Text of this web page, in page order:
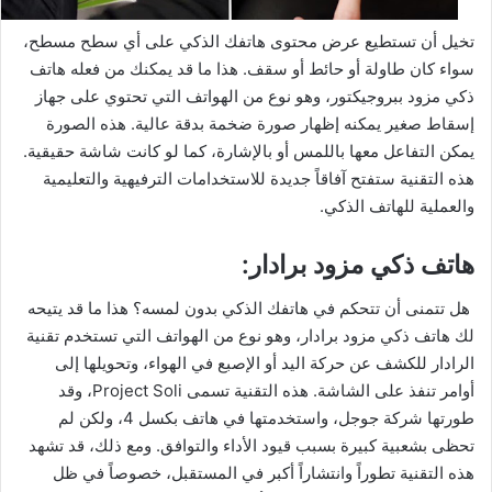
تخيل أن تستطيع عرض محتوى هاتفك الذكي على أي سطح مسطح،
سواء كان طاولة أو حائط أو سقف. هذا ما قد يمكنك من فعله هاتف
ذكي مزود ببروجيكتور، وهو نوع من الهواتف التي تحتوي على جهاز
إسقاط صغير يمكنه إظهار صورة ضخمة بدقة عالية. هذه الصورة
يمكن التفاعل معها باللمس أو بالإشارة، كما لو كانت شاشة حقيقية.
هذه التقنية ستفتح آفاقاً جديدة للاستخدامات الترفيهية والتعليمية
والعملية للهاتف الذكي.
هاتف ذكي مزود برادار:
هل تتمنى أن تتحكم في هاتفك الذكي بدون لمسه؟ هذا ما قد يتيحه
لك هاتف ذكي مزود برادار، وهو نوع من الهواتف التي تستخدم تقنية
الرادار للكشف عن حركة اليد أو الإصبع في الهواء، وتحويلها إلى
أوامر تنفذ على الشاشة. هذه التقنية تسمى Project Soli، وقد
طورتها شركة جوجل، واستخدمتها في هاتف بكسل 4، ولكن لم
تحظى بشعبية كبيرة بسبب قيود الأداء والتوافق. ومع ذلك، قد تشهد
هذه التقنية تطوراً وانتشاراً أكبر في المستقبل، خصوصاً في ظل